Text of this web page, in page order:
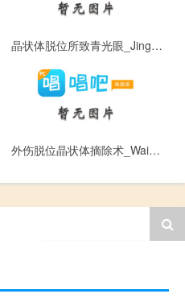
晶状体脱位所致青光眼_Jing Zhuang Ti Tuo Wei Suo Zhi Qing Guang Yan
外伤脱位晶状体摘除术_Wai Shang Tuo Wei Jing Zhuang Ti Zhai Chu Shu